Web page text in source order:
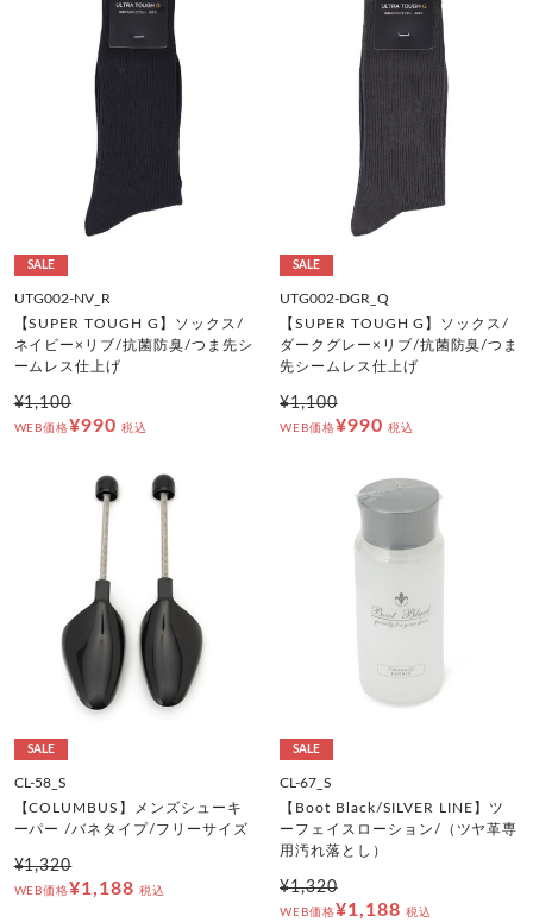
SALE
UTG002-NV_R
【SUPER TOUGH G】ソックス/
ネイビー×リブ/抗菌防臭/つま先シ
ームレス仕上げ
¥1,100
WEB価格¥990 税込
SALE
UTG002-DGR_Q
【SUPER TOUGH G】ソックス/
ダークグレー×リブ/抗菌防臭/つま
先シームレス仕上げ
¥1,100
WEB価格¥990 税込
SALE
CL-58_S
【COLUMBUS】メンズシューキ
ーパー /バネタイプ/フリーサイズ
¥1,320
WEB価格¥1,188 税込
SALE
CL-67_S
【Boot Black/SILVER LINE】ツ
ーフェイスローション/（ツヤ革専
用汚れ落とし）
¥1,320
WEB価格¥1,188 税込